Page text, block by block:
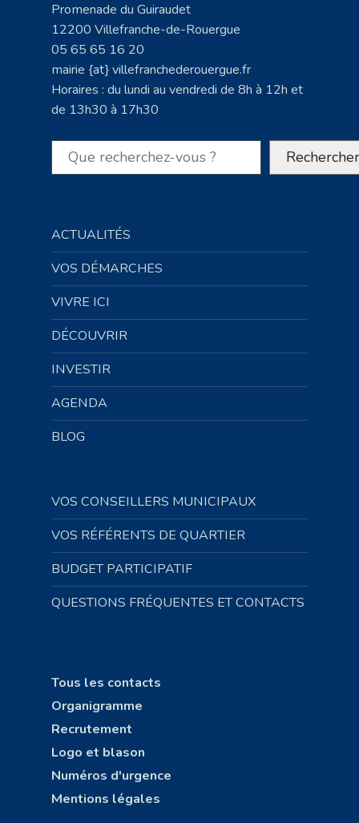
Promenade du Guiraudet
12200 Villefranche-de-Rouergue
05 65 65 16 20
mairie {at} villefranchederouergue.fr
Horaires : du lundi au vendredi de 8h à 12h et
de 13h30 à 17h30
Rechercher Rechercher
ACTUALITÉS
VOS DÉMARCHES
VIVRE ICI
DÉCOUVRIR
INVESTIR
AGENDA
BLOG
VOS CONSEILLERS MUNICIPAUX
VOS RÉFÉRENTS DE QUARTIER
BUDGET PARTICIPATIF
QUESTIONS FRÉQUENTES ET CONTACTS
Tous les contacts
Organigramme
Recrutement
Logo et blason
Numéros d'urgence
Mentions légales